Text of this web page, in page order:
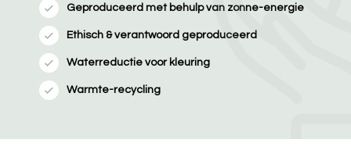
Geproduceerd met behulp van zonne-energie
Ethisch & verantwoord geproduceerd
Waterreductie voor kleuring
Warmte-recycling